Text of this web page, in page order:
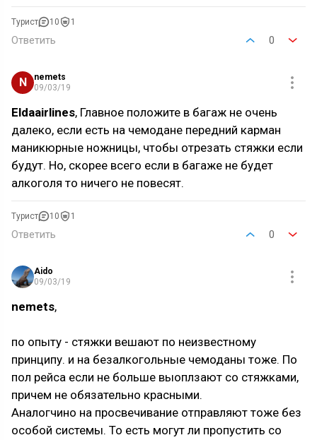
Турист 10 1
Ответить 0
N
nemets
09/03/19
Eldaairlines, Главное положите в багаж не очень
далеко, если есть на чемодане передний карман
маникюрные ножницы, чтобы отрезать стяжки если
будут. Но, скорее всего если в багаже не будет
алкоголя то ничего не повесят.
Турист 10 1
Ответить 0
Aido
09/03/19
nemets,
по опыту - стяжки вешают по неизвестному
принципу. и на безалкогольные чемоданы тоже. По
пол рейса если не больше выоплзают со стяжками,
причем не обязательно красными.
Аналогчино на просвечивание отправляют тоже без
особой системы. То есть могут ли пропустить со